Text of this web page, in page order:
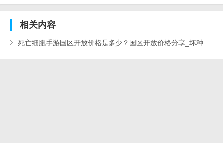
相关内容
死亡细胞手游国区开放价格是多少？国区开放价格分享_坏种